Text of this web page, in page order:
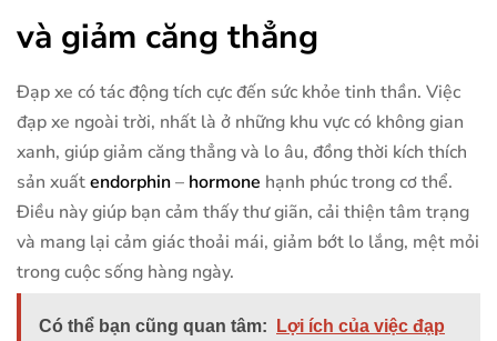
và giảm căng thẳng
Đạp xe có tác động tích cực đến sức khỏe tinh thần. Việc
đạp xe ngoài trời, nhất là ở những khu vực có không gian
xanh, giúp giảm căng thẳng và lo âu, đồng thời kích thích
sản xuấtendorphin– hormone hạnh phúc trong cơ thể.
Điều này giúp bạn cảm thấy thư giãn, cải thiện tâm trạng
và mang lại cảm giác thoải mái, giảm bớt lo lắng, mệt mỏi
trong cuộc sống hàng ngày.
Có thể bạn cũng quan tâm:
Lợi ích của việc đạp